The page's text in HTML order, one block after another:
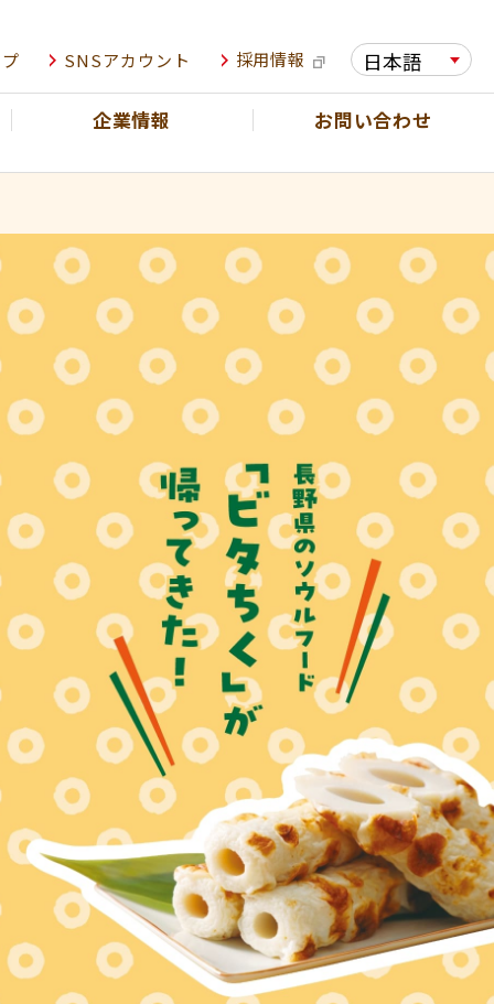
SNSアカウント 採用情報 日本語
企業情報 お問い合わせ
NEWS